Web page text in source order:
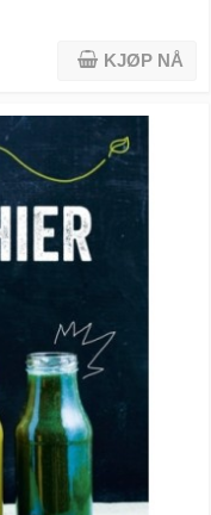
KJØP NÅ